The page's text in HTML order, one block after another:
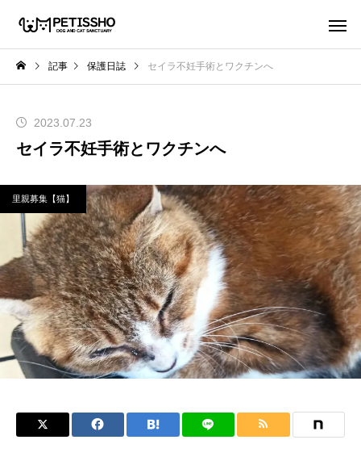
記事 保護日誌 セイラ不妊手術とワクチンへ
2023.07.23
セイラ不妊手術とワクチンへ
里親募集【猫】